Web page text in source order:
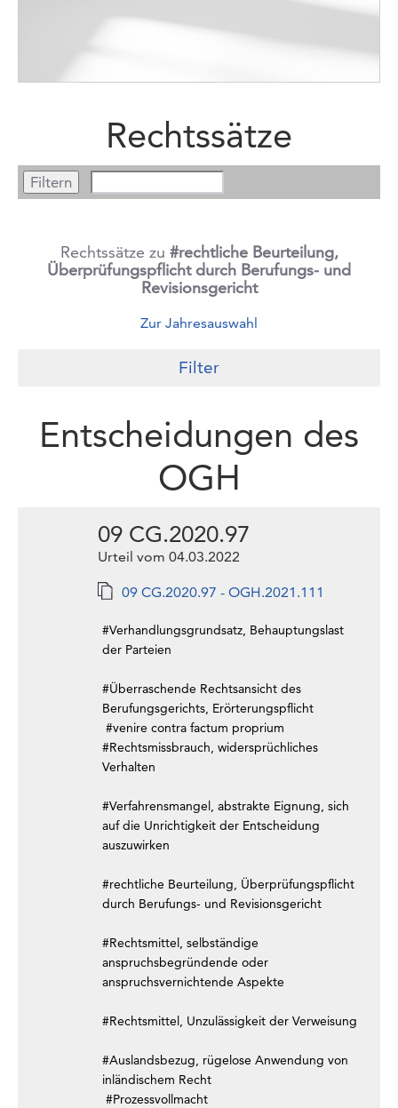
Rechtssätze
Rechtssätze zu #rechtliche Beurteilung,
Überprüfungspflicht durch Berufungs- und
Revisionsgericht
Zur Jahresauswahl
Filter
Entscheidungen des
OGH
09 CG.2020.97
Urteil vom 04.03.2022
09 CG.2020.97 - OGH.2021.111
#Verhandlungsgrundsatz, Behauptungslast
der Parteien
#Überraschende Rechtsansicht des
Berufungsgerichts, Erörterungspflicht
#venire contra factum proprium
#Rechtsmissbrauch, widersprüchliches
Verhalten
#Verfahrensmangel, abstrakte Eignung, sich
auf die Unrichtigkeit der Entscheidung
auszuwirken
#rechtliche Beurteilung, Überprüfungspflicht
durch Berufungs- und Revisionsgericht
#Rechtsmittel, selbständige
anspruchsbegründende oder
anspruchsvernichtende Aspekte
#Rechtsmittel, Unzulässigkeit der Verweisung
#Auslandsbezug, rügelose Anwendung von
inländischem Recht
#Prozessvollmacht